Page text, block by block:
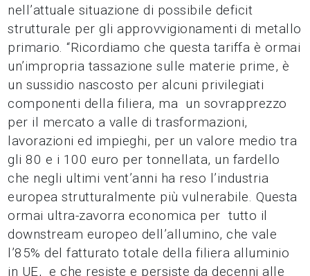
nell’attuale situazione di possibile deficit
strutturale per gli approvvigionamenti di metallo
primario. “Ricordiamo che questa tariffa è ormai
un’impropria tassazione sulle materie prime, è
un sussidio nascosto per alcuni privilegiati
componenti della filiera, ma un sovrapprezzo
per il mercato a valle di trasformazioni,
lavorazioni ed impieghi, per un valore medio tra
gli 80 e i 100 euro per tonnellata, un fardello
che negli ultimi vent’anni ha reso l’industria
europea strutturalmente più vulnerabile. Questa
ormai ultra-zavorra economica per tutto il
downstream europeo dell’allumino, che vale
l’85% del fatturato totale della filiera alluminio
in UE, e che resiste e persiste da decenni alle